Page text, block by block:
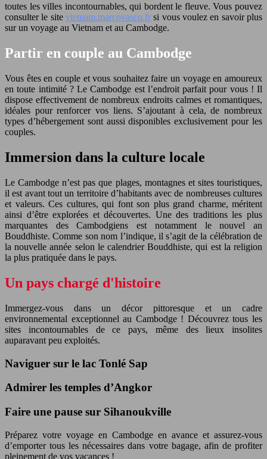
toutes les villes incontournables, qui bordent le fleuve. Vous pouvez
consulter le site vietnam.marcovasco.fr si vous voulez en savoir plus
sur un voyage au Vietnam et au Cambodge.
Partir en couple au Cambodge
Vous êtes en couple et vous souhaitez faire un voyage en amoureux
en toute intimité ? Le Cambodge est l’endroit parfait pour vous ! Il
dispose effectivement de nombreux endroits calmes et romantiques,
idéales pour renforcer vos liens. S’ajoutant à cela, de nombreux
types d’hébergement sont aussi disponibles exclusivement pour les
couples.
Immersion dans la culture locale
Le Cambodge n’est pas que plages, montagnes et sites touristiques,
il est avant tout un territoire d’habitants avec de nombreuses cultures
et valeurs. Ces cultures, qui font son plus grand charme, méritent
ainsi d’être explorées et découvertes. Une des traditions les plus
marquantes des Cambodgiens est notamment le nouvel an
Bouddhiste. Comme son nom l’indique, il s’agit de la célébration de
la nouvelle année selon le calendrier Bouddhiste, qui est la religion
la plus pratiquée dans le pays.
Un pays chargé d'histoire
Immergez-vous dans un décor pittoresque et un cadre
environnemental exceptionnel au Cambodge ! Découvrez tous les
sites incontournables de ce pays, même des lieux insolites
auparavant peu exploités.
Naviguer sur le lac Tonlé Sap
Admirer les temples d’Angkor
Faire une pause sur Sihanoukville
Préparez votre voyage en Cambodge en avance et assurez-vous
d’emporter tous les nécessaires dans votre bagage, afin de profiter
pleinement de vos vacances !